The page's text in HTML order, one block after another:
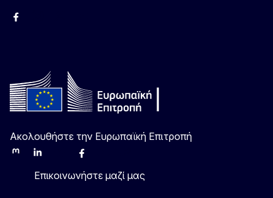
Facebook
Ακολουθήστε την Ευρωπαϊκή Επιτροπή
MastodonLinkedInBlueskyFacebook
Επικοινωνήστε μαζί μας